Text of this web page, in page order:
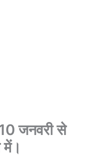
जनवरी से
में।